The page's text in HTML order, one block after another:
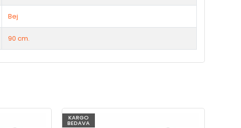
Bej
90 cm.
KARGO
BEDAVA